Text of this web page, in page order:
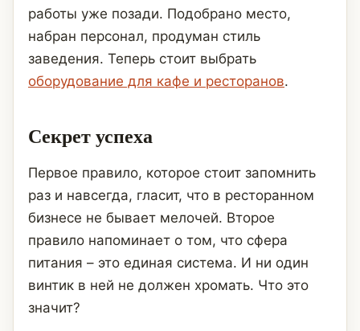
работы уже позади. Подобрано место,
набран персонал, продуман стиль
заведения. Теперь стоит выбрать
оборудование для кафе и ресторанов.
Секрет успеха
Первое правило, которое стоит запомнить
раз и навсегда, гласит, что в ресторанном
бизнесе не бывает мелочей. Второе
правило напоминает о том, что сфера
питания – это единая система. И ни один
винтик в ней не должен хромать. Что это
значит?